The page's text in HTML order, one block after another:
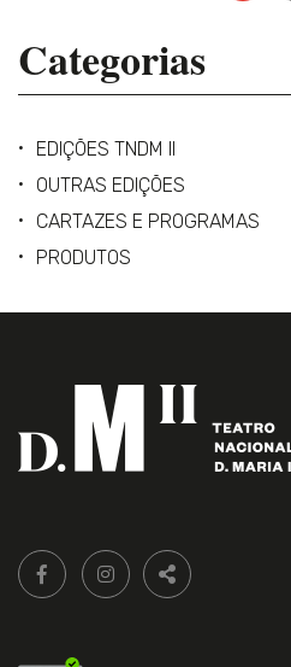
Categorias
EDIÇÕES TNDM II
OUTRAS EDIÇÕES
CARTAZES E PROGRAMAS
PRODUTOS
Siga-
nos:
FACEBOOK LIVRARIA DO
INSTAGRAM LIVRARIA
PARTILHAR